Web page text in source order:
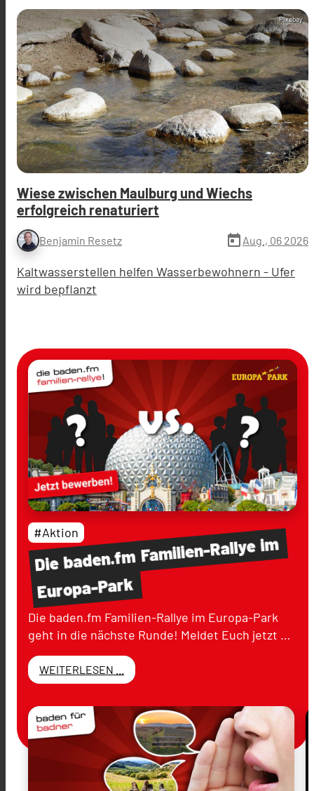
Pixabay
Wiese zwischen Maulburg und Wiechs
erfolgreich renaturiert
Benjamin Resetz today Aug., 06 2026
Kaltwasserstellen helfen Wasserbewohnern - Ufer
wird bepflanzt
Diebaden.fmFamilien-Rallyeim
Europa-Park
#Aktion
Die baden.fm Familien-Rallye im Europa-Park
geht in die nächste Runde! Meldet Euch jetzt …
WEITERLESEN ...